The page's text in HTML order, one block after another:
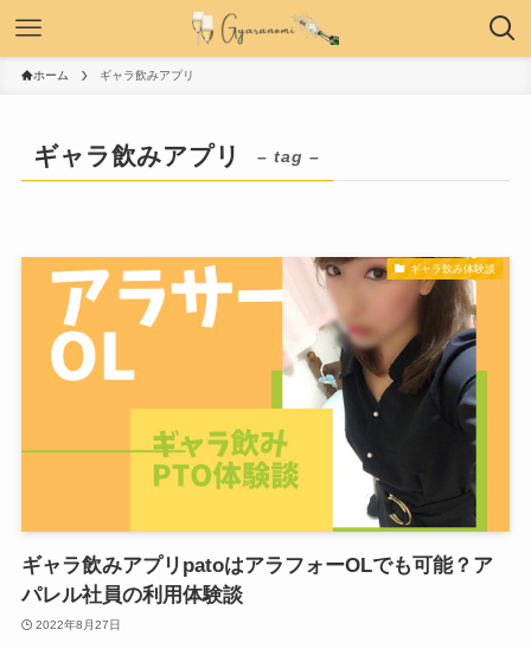
ホーム ギャラ飲みアプリ
ギャラ飲みアプリ – tag –
ギャラ飲み体験談
ギャラ飲みアプリpatoはアラフォーOLでも可能？ア
パレル社員の利用体験談
2022年8月27日